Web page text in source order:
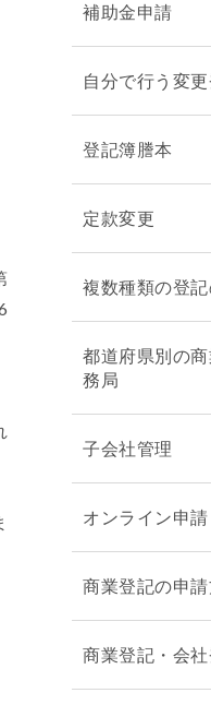
補助金申請
自分で行う変
登記簿謄本
定款変更
複数種類の登
都道府県別の
務局
子会社管理
オンライン申
商業登記の申
商業登記・会